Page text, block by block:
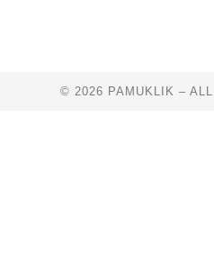
© 2026 PAMUKLIK –